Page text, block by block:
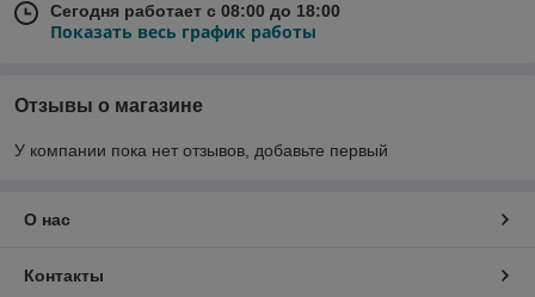
Сегодня работает с 08:00 до 18:00
Показать весь график работы
Отзывы о магазине
У компании пока нет отзывов, добавьте первый
О нас
Контакты